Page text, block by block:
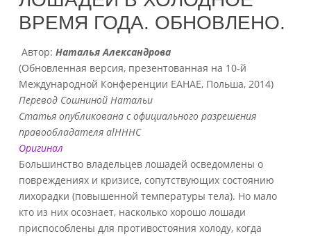
ВРЕМЯ ГОДА. ОБНОВЛЕНО.
Автор: Наталья Александрова
(Обновленная версия, презентованная на 10-й
Международной Конференции EAHAE, Польша, 2014)
Перевод Сошниной Натальи
Статья опубликована с официального разрешения
правообладателя alHHHC
Оригинал
Большинство владельцев лошадей осведомлены о
повреждениях и кризисе, сопутствующих состоянию
лихорадки (повышенной температуры тела). Но мало
кто из них осознает, насколько хорошо лошади
приспособлены для противостояния холоду, когда